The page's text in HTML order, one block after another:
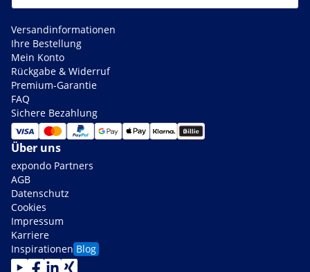
Versandinformationen
Ihre Bestellung
Mein Konto
Rückgabe & Widerruf
Premium-Garantie
FAQ
Sichere Bezahlung
Über uns
expondo Partners
AGB
Datenschutz
Cookies
Impressum
Karriere
Inspirationen Blog